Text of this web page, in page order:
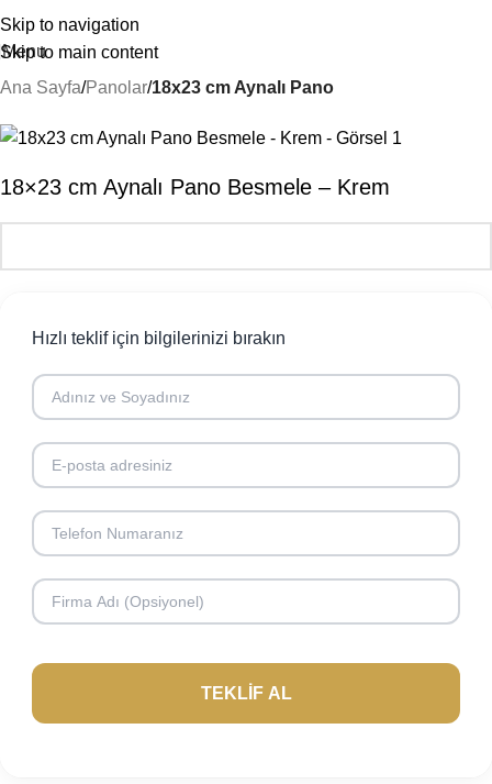
Skip to navigation
Skip to main content
Menu
Ana Sayfa Panolar 18x23 cm Aynalı Pano
18×23 cm Aynalı Pano Besmele – Krem
Hızlı teklif için bilgilerinizi bırakın